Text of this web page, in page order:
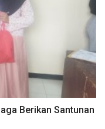
Berikan Santunan